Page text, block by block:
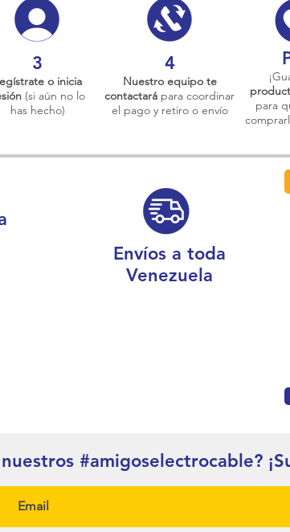
3
o inicia
(si aún no lo
has hecho)
4
Nuestro equipo te
contactará para coordinar
el pago y retiro o envío
para
Envíos a toda
Venezuela
#amigoselectrocable?